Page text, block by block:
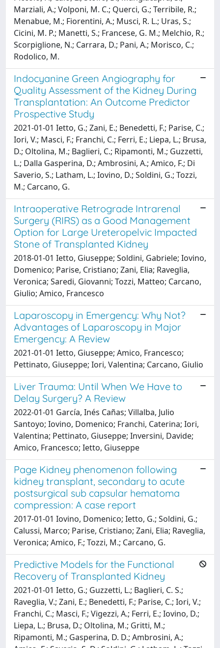
Marziali, A.; Volponi, M. C.; Querci, G.; Terribile, R.;
Menabue, M.; Fiorentini, A.; Musci, R. L.; Uras, S.;
Cicini, M. P.; Manetti, S.; Francese, G. M.; Melchio, R.;
Scorpiglione, N.; Carrara, D.; Pani, A.; Morisco, C.;
Rodolico, M.
Indocyanine Green Angiography for
Quality Assessment of the Kidney During
Transplantation: An Outcome Predictor
Prospective Study
2021-01-01 Ietto, G.; Zani, E.; Benedetti, F.; Parise, C.;
Iori, V.; Masci, F.; Franchi, C.; Ferri, E.; Liepa, L.; Brusa,
D.; Oltolina, M.; Baglieri, C.; Ripamonti, M.; Guzzetti,
L.; Dalla Gasperina, D.; Ambrosini, A.; Amico, F.; Di
Saverio, S.; Latham, L.; Iovino, D.; Soldini, G.; Tozzi,
M.; Carcano, G.
Intraoperative Retrograde Intrarenal
Surgery (RIRS) as a Good Management
Option for Large Ureteropelvic Impacted
Stone of Transplanted Kidney
2018-01-01 Ietto, Giuseppe; Soldini, Gabriele; Iovino,
Domenico; Parise, Cristiano; Zani, Elia; Raveglia,
Veronica; Saredi, Giovanni; Tozzi, Matteo; Carcano,
Giulio; Amico, Francesco
Laparoscopy in Emergency: Why Not?
Advantages of Laparoscopy in Major
Emergency: A Review
2021-01-01 Ietto, Giuseppe; Amico, Francesco;
Pettinato, Giuseppe; Iori, Valentina; Carcano, Giulio
Liver Trauma: Until When We Have to
Delay Surgery? A Review
2022-01-01 García, Inés Cañas; Villalba, Julio
Santoyo; Iovino, Domenico; Franchi, Caterina; Iori,
Valentina; Pettinato, Giuseppe; Inversini, Davide;
Amico, Francesco; Ietto, Giuseppe
Page Kidney phenomenon following
kidney transplant, secondary to acute
postsurgical sub capsular hematoma
compression: A case report
2017-01-01 Iovino, Domenico; Ietto, G.; Soldini, G.;
Calussi, Marco; Parise, Cristiano; Zani, Elia; Raveglia,
Veronica; Amico, F.; Tozzi, M.; Carcano, G.
Predictive Models for the Functional
Recovery of Transplanted Kidney
2021-01-01 Ietto, G.; Guzzetti, L.; Baglieri, C. S.;
Raveglia, V.; Zani, E.; Benedetti, F.; Parise, C.; Iori, V.;
Franchi, C.; Masci, F.; Vigezzi, A.; Ferri, E.; Iovino, D.;
Liepa, L.; Brusa, D.; Oltolina, M.; Gritti, M.;
Ripamonti, M.; Gasperina, D. D.; Ambrosini, A.;